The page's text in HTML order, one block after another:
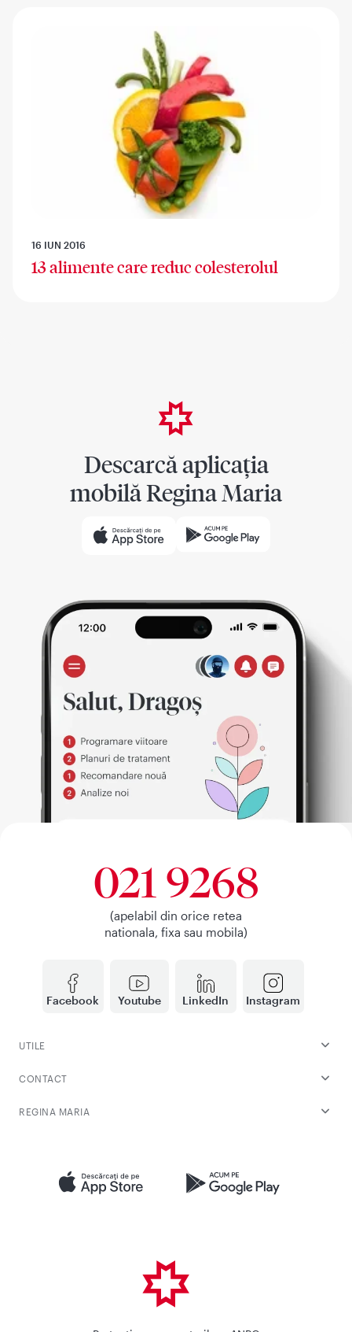
16 IUN 2016
13 alimente care reduc colesterolul
Descarcă aplicația
mobilă Regina Maria
Facebook Youtube LinkedIn Instagram
021 9268
(apelabil din orice retea
nationala, fixa sau mobila)
UTILE
CONTACT
REGINA MARIA